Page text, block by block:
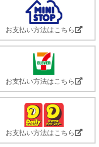
お支払い方法はこちら
お支払い方法はこちら
お支払い方法はこちら